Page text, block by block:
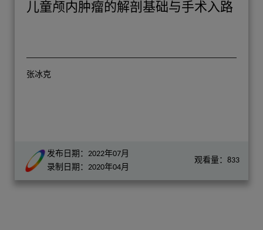
儿童颅内肿瘤的解剖基础与手术入路
张冰克
发布日期：2022年07月
录制日期：2020年04月
观看量：833